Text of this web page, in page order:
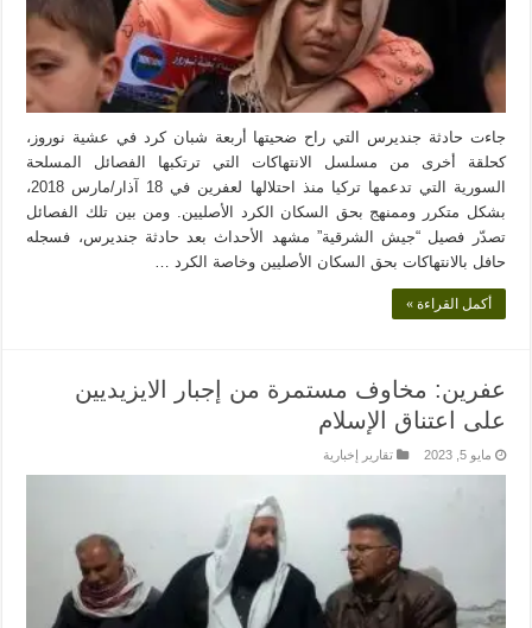
جاءت حادثة جنديرس التي راح ضحيتها أربعة شبان كرد في عشية نوروز،
كحلقة أخرى من مسلسل الانتهاكات التي ترتكبها الفصائل المسلحة
السورية التي تدعمها تركيا منذ احتلالها لعفرين في 18 آذار/مارس 2018،
بشكل متكرر وممنهج بحق السكان الكرد الأصليين. ومن بين تلك الفصائل
تصدّر فصيل “جيش الشرقية” مشهد الأحداث بعد حادثة جنديرس، فسجله
حافل بالانتهاكات بحق السكان الأصليين وخاصة الكرد …
أكمل القراءة »
عفرين: مخاوف مستمرة من إجبار الايزيديين
على اعتناق الإسلام
مايو 5, 2023 تقارير إخبارية